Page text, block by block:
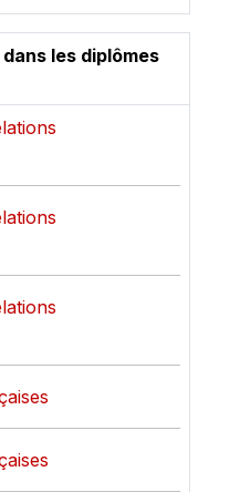
les diplômes